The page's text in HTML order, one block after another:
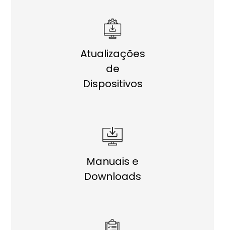
Atualizações
de
Dispositivos
Manuais e
Downloads